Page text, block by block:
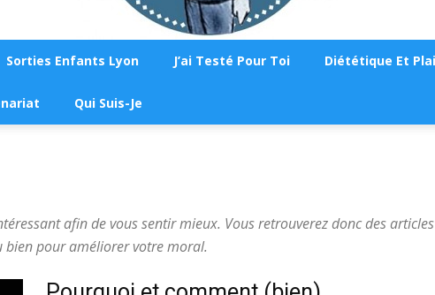
Sorties Enfants Lyon J’ai Testé Pour Toi Diététique Et
Qui Suis-Je
afin de vous sentir mieux. Vous retrouverez donc des
bien pour améliorer votre moral.